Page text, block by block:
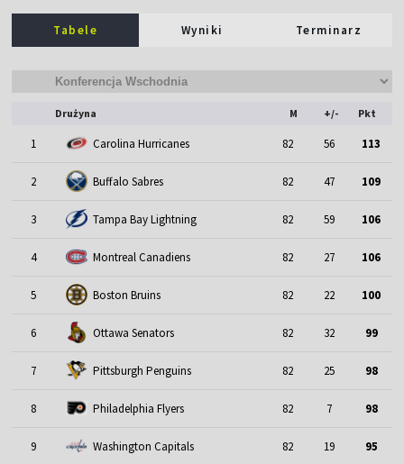
Tabele Wyniki Terminarz
Drużyna M +/- Pkt
1 Carolina Hurricanes 82 56 113
2 Buffalo Sabres 82 47 109
3 Tampa Bay Lightning 82 59 106
4 Montreal Canadiens 82 27 106
5 Boston Bruins 82 22 100
6 Ottawa Senators 82 32 99
7 Pittsburgh Penguins 82 25 98
8 Philadelphia Flyers 82 7 98
9 Washington Capitals 82 19 95